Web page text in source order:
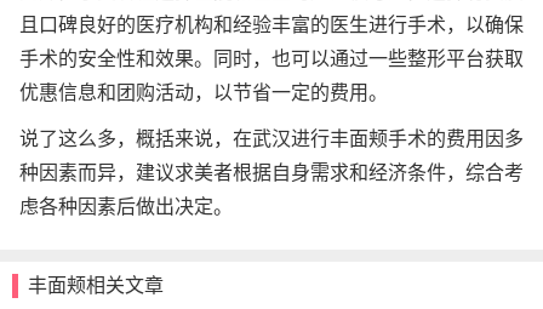
且口碑良好的医疗机构和经验丰富的医生进行手术，以确保
手术的安全性和效果。同时，也可以通过一些整形平台获取
优惠信息和团购活动，以节省一定的费用。
说了这么多，概括来说，在武汉进行丰面颊手术的费用因多
种因素而异，建议求美者根据自身需求和经济条件，综合考
虑各种因素后做出决定。
丰面颊相关文章